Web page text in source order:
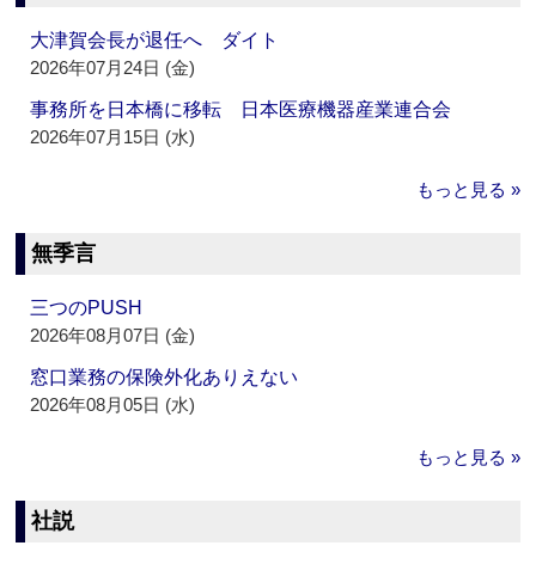
大津賀会長が退任へ ダイト
2026年07月24日 (金)
事務所を日本橋に移転 日本医療機器産業連合会
2026年07月15日 (水)
もっと見る »
無季言
三つのPUSH
2026年08月07日 (金)
窓口業務の保険外化ありえない
2026年08月05日 (水)
もっと見る »
社説